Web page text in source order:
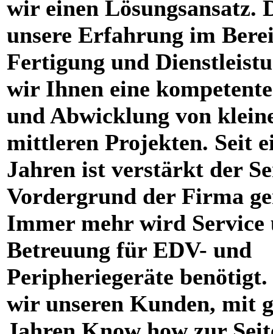
wir einen Lösungsansatz.
unsere Erfahrung im
Fertigung und
wir Ihnen eine
und Abwicklung von
mittleren Projekten. Seit
Jahren ist verstärkt der
Vordergrund der Firma
Immer mehr wird Service
Betreuung für EDV- und
Peripheriegeräte
wir unseren Kunden, mit